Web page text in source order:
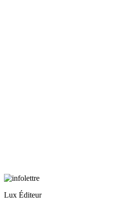
Lux Éditeur